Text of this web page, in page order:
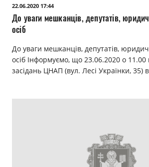
22.06.2020 17:44
До уваги мешканців, депутатів,
осіб
До уваги мешканців, депутатів,
осіб Інформуємо, що 23.06.2020 о 11.00
засідань ЦНАП (вул. Лесі Українки, 35)